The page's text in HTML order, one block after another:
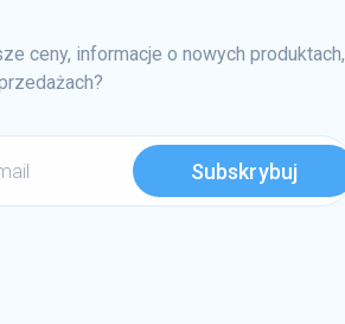
ceny, informacje o nowych produktach,